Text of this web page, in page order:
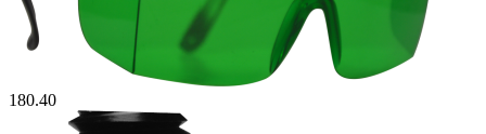
180.40